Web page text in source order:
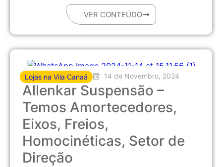
VER CONTEÚDO
Lojas na Vila Canaã 14 de Novembro, 2024
Allenkar Suspensão –
Temos Amortecedores,
Eixos, Freios,
Homocinéticas, Setor de
Direção